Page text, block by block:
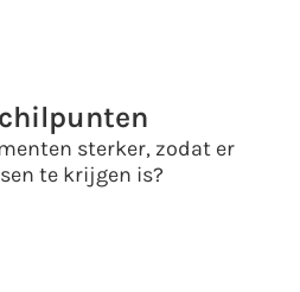
sterker, zodat er
te krijgen is?